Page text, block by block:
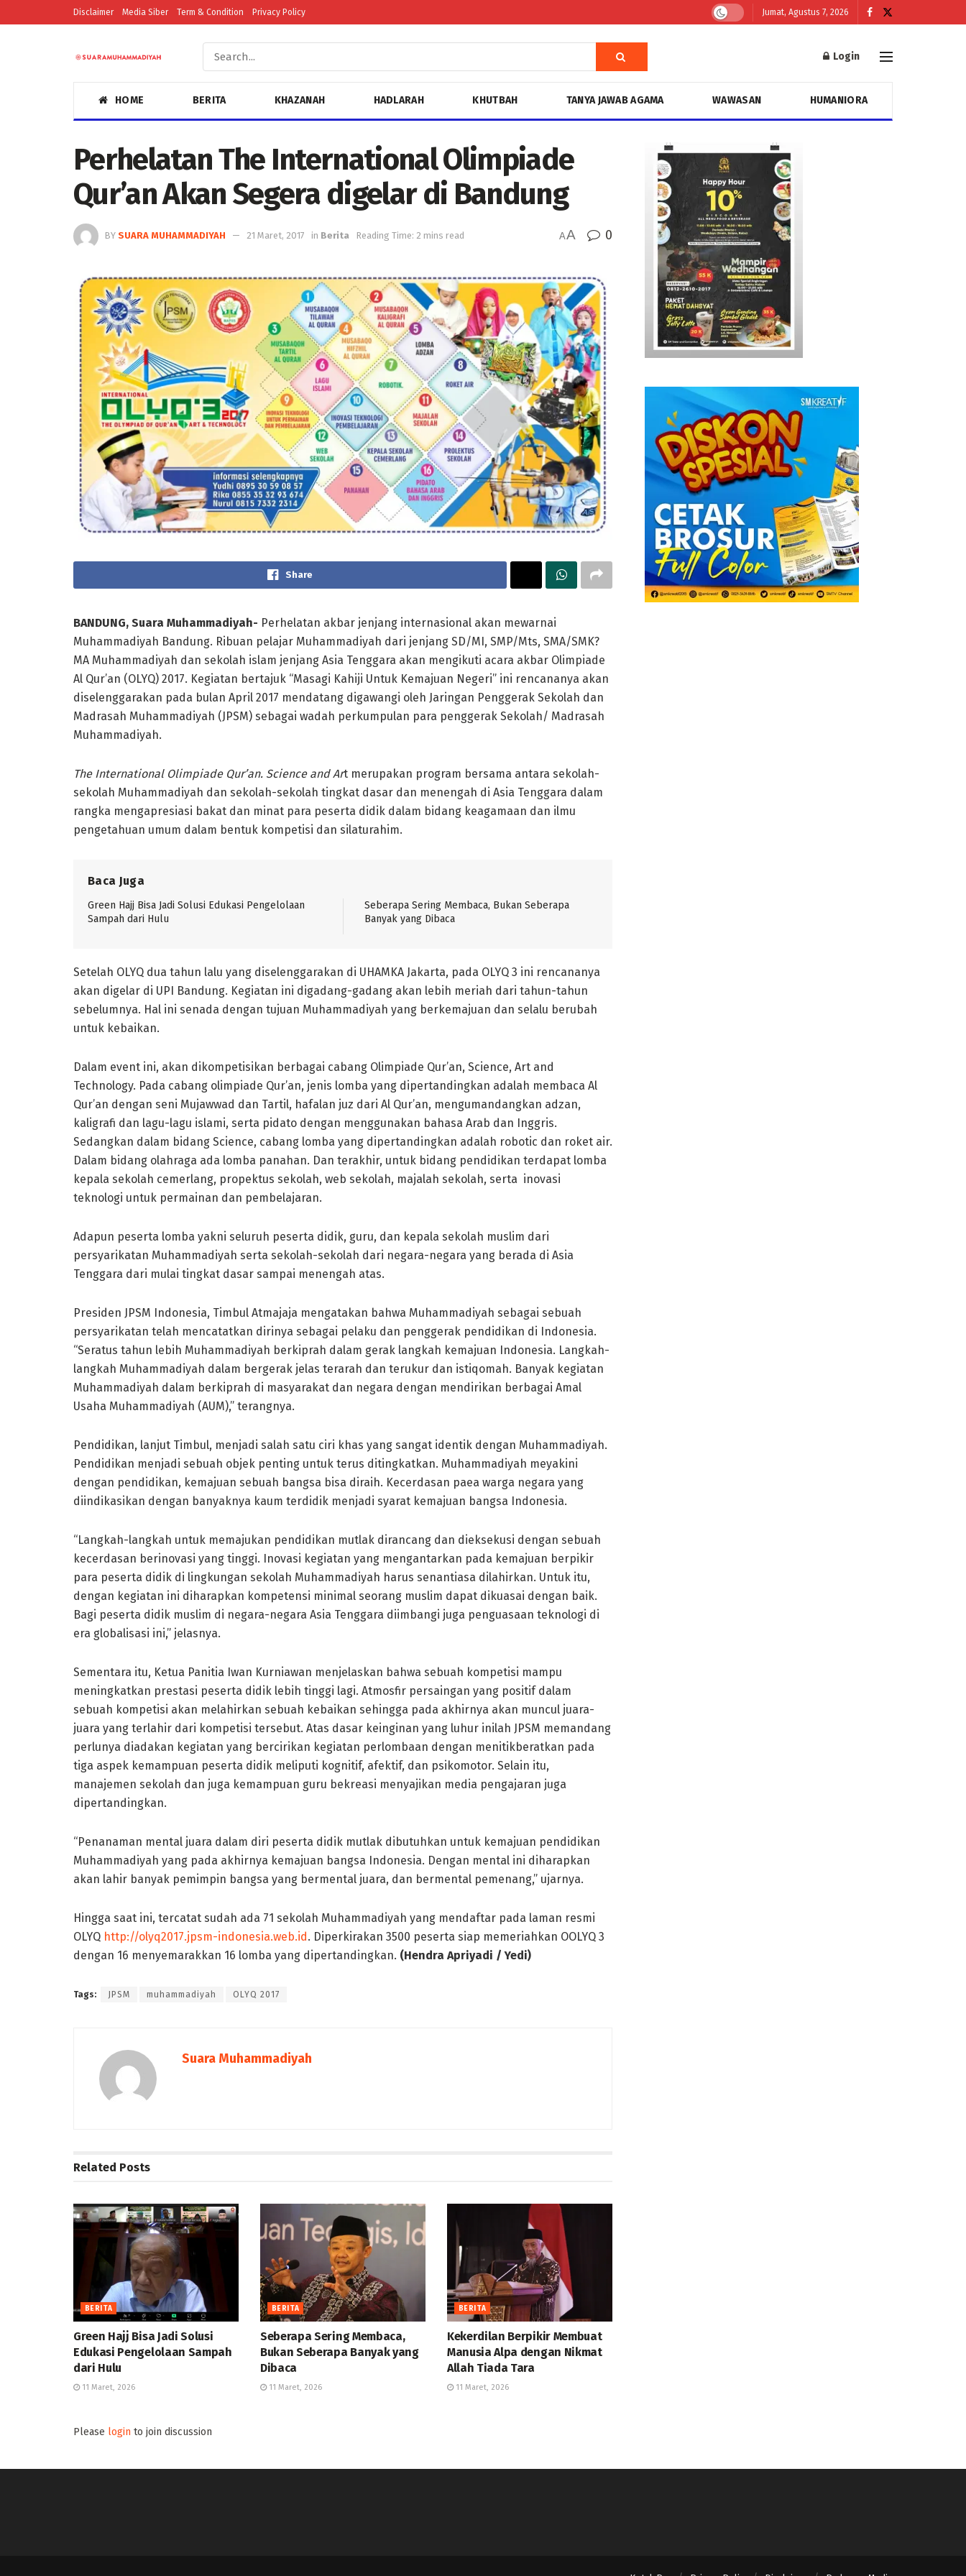
Disclaimer Media Siber Term & Condition Privacy Policy Jumat, Agustus 7, 2026
Login
HOME BERITA KHAZANAH HADLARAH KHUTBAH TANYA JAWAB AGAMA WAWASAN HUMANIORA
Perhelatan The International Olimpiade
Qur’an Akan Segera digelar di Bandung
BY SUARA MUHAMMADIYAH 21 Maret, 2017 in Berita Reading Time: 2 mins read AA 0
Share
BANDUNG, Suara Muhammadiyah- Perhelatan akbar jenjang internasional akan mewarnai
Muhammadiyah Bandung. Ribuan pelajar Muhammadiyah dari jenjang SD/MI, SMP/Mts, SMA/SMK?
MA Muhammadiyah dan sekolah islam jenjang Asia Tenggara akan mengikuti acara akbar Olimpiade
Al Qur’an (OLYQ) 2017. Kegiatan bertajuk “Masagi Kahiji Untuk Kemajuan Negeri” ini rencananya akan
diselenggarakan pada bulan April 2017 mendatang digawangi oleh Jaringan Penggerak Sekolah dan
Madrasah Muhammadiyah (JPSM) sebagai wadah perkumpulan para penggerak Sekolah/ Madrasah
Muhammadiyah.
The International Olimpiade Qur’an. Science and Art merupakan program bersama antara sekolah-
sekolah Muhammadiyah dan sekolah-sekolah tingkat dasar dan menengah di Asia Tenggara dalam
rangka mengapresiasi bakat dan minat para peserta didik dalam bidang keagamaan dan ilmu
pengetahuan umum dalam bentuk kompetisi dan silaturahim.
Baca Juga
Green Hajj Bisa Jadi Solusi Edukasi Pengelolaan
Sampah dari Hulu
Seberapa Sering Membaca, Bukan Seberapa
Banyak yang Dibaca
Setelah OLYQ dua tahun lalu yang diselenggarakan di UHAMKA Jakarta, pada OLYQ 3 ini rencananya
akan digelar di UPI Bandung. Kegiatan ini digadang-gadang akan lebih meriah dari tahun-tahun
sebelumnya. Hal ini senada dengan tujuan Muhammadiyah yang berkemajuan dan selalu berubah
untuk kebaikan.
Dalam event ini, akan dikompetisikan berbagai cabang Olimpiade Qur’an, Science, Art and
Technology. Pada cabang olimpiade Qur’an, jenis lomba yang dipertandingkan adalah membaca Al
Qur’an dengan seni Mujawwad dan Tartil, hafalan juz dari Al Qur’an, mengumandangkan adzan,
kaligrafi dan lagu-lagu islami, serta pidato dengan menggunakan bahasa Arab dan Inggris.
Sedangkan dalam bidang Science, cabang lomba yang dipertandingkan adalah robotic dan roket air.
Dalam bidang olahraga ada lomba panahan. Dan terakhir, untuk bidang pendidikan terdapat lomba
kepala sekolah cemerlang, propektus sekolah, web sekolah, majalah sekolah, serta inovasi
teknologi untuk permainan dan pembelajaran.
Adapun peserta lomba yakni seluruh peserta didik, guru, dan kepala sekolah muslim dari
persyarikatan Muhammadiyah serta sekolah-sekolah dari negara-negara yang berada di Asia
Tenggara dari mulai tingkat dasar sampai menengah atas.
Presiden JPSM Indonesia, Timbul Atmajaja mengatakan bahwa Muhammadiyah sebagai sebuah
persyarikatan telah mencatatkan dirinya sebagai pelaku dan penggerak pendidikan di Indonesia.
“Seratus tahun lebih Muhammadiyah berkiprah dalam gerak langkah kemajuan Indonesia. Langkah-
langkah Muhammadiyah dalam bergerak jelas terarah dan terukur dan istiqomah. Banyak kegiatan
Muhammadiyah dalam berkiprah di masyarakat dan negara dengan mendirikan berbagai Amal
Usaha Muhammadiyah (AUM),” terangnya.
Pendidikan, lanjut Timbul, menjadi salah satu ciri khas yang sangat identik dengan Muhammadiyah.
Pendidikan menjadi sebuah objek penting untuk terus ditingkatkan. Muhammadiyah meyakini
dengan pendidikan, kemajuan sebuah bangsa bisa diraih. Kecerdasan paea warga negara yang
diindikasikan dengan banyaknya kaum terdidik menjadi syarat kemajuan bangsa Indonesia.
“Langkah-langkah untuk memajukan pendidikan mutlak dirancang dan dieksekusi dengan sebuah
kecerdasan berinovasi yang tinggi. Inovasi kegiatan yang mengantarkan pada kemajuan berpikir
para peserta didik di lingkungan sekolah Muhammadiyah harus senantiasa dilahirkan. Untuk itu,
dengan kegiatan ini diharapkan kompetensi minimal seorang muslim dapat dikuasai dengan baik.
Bagi peserta didik muslim di negara-negara Asia Tenggara diimbangi juga penguasaan teknologi di
era globalisasi ini,” jelasnya.
Sementara itu, Ketua Panitia Iwan Kurniawan menjelaskan bahwa sebuah kompetisi mampu
meningkatkan prestasi peserta didik lebih tinggi lagi. Atmosfir persaingan yang positif dalam
sebuah kompetisi akan melahirkan sebuah kebaikan sehingga pada akhirnya akan muncul juara-
juara yang terlahir dari kompetisi tersebut. Atas dasar keinginan yang luhur inilah JPSM memandang
perlunya diadakan kegiatan yang bercirikan kegiatan perlombaan dengan menitikberatkan pada
tiga aspek kemampuan peserta didik meliputi kognitif, afektif, dan psikomotor. Selain itu,
manajemen sekolah dan juga kemampuan guru bekreasi menyajikan media pengajaran juga
dipertandingkan.
“Penanaman mental juara dalam diri peserta didik mutlak dibutuhkan untuk kemajuan pendidikan
Muhammadiyah yang pada akhirnya kemajuan bangsa Indonesia. Dengan mental ini diharapkan
akan lahir banyak pemimpin bangsa yang bermental juara, dan bermental pemenang,” ujarnya.
Hingga saat ini, tercatat sudah ada 71 sekolah Muhammadiyah yang mendaftar pada laman resmi
OLYQ http://olyq2017.jpsm-indonesia.web.id. Diperkirakan 3500 peserta siap memeriahkan OOLYQ 3
dengan 16 menyemarakkan 16 lomba yang dipertandingkan. (Hendra Apriyadi / Yedi)
Tags: JPSM muhammadiyah OLYQ 2017
Suara Muhammadiyah
Related Posts
BERITA
Green Hajj Bisa Jadi Solusi
Edukasi Pengelolaan Sampah
dari Hulu
11 Maret, 2026
BERITA
Seberapa Sering Membaca,
Bukan Seberapa Banyak yang
Dibaca
11 Maret, 2026
BERITA
Kekerdilan Berpikir Membuat
Manusia Alpa dengan Nikmat
Allah Tiada Tara
11 Maret, 2026
Please login to join discussion